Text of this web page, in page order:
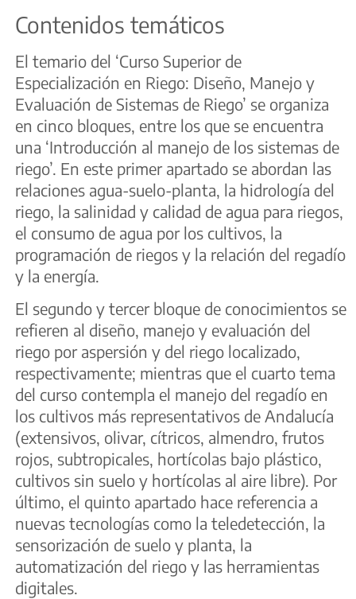
Contenidos temáticos
El temario del ‘Curso Superior de
Especialización en Riego: Diseño, Manejo y
Evaluación de Sistemas de Riego’ se organiza
en cinco bloques, entre los que se encuentra
una ‘Introducción al manejo de los sistemas de
riego’. En este primer apartado se abordan las
relaciones agua-suelo-planta, la hidrología del
riego, la salinidad y calidad de agua para riegos,
el consumo de agua por los cultivos, la
programación de riegos y la relación del regadío
y la energía.
El segundo y tercer bloque de conocimientos se
refieren al diseño, manejo y evaluación del
riego por aspersión y del riego localizado,
respectivamente; mientras que el cuarto tema
del curso contempla el manejo del regadío en
los cultivos más representativos de Andalucía
(extensivos, olivar, cítricos, almendro, frutos
rojos, subtropicales, hortícolas bajo plástico,
cultivos sin suelo y hortícolas al aire libre). Por
último, el quinto apartado hace referencia a
nuevas tecnologías como la teledetección, la
sensorización de suelo y planta, la
automatización del riego y las herramientas
digitales.